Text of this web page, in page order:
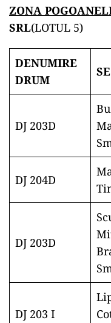
ZONA
SRL(LOTUL 5)
DENUMIRE
DRUM
DJ 203D
DJ 204D
DJ 203D
DJ 203 I